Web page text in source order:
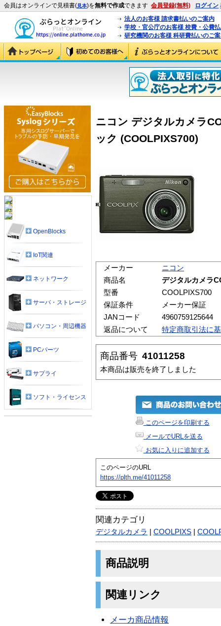
会員はオンラインで見積書(見本)を無料で作成できます 会員登録(無料) ログイン
法人のお客様 請求書払いのご案内
学校・官公庁のお客様 校費・公費
研究機関のお客様 科研費払いのご
ニコン デジタルカメラ
ック (COOLPIXS700)
メーカー
ニコン
商品名
デジタルカメラ
型番
COOLPIXS700
保証条件
メーカー保証
JANコード
4960759125644
返品について
特定商取引法に
商品番号 41011258
本商品は販売を終了しました
このページを印刷する
メールでURLを送る
お気に入りに追加する
このページのURL
https://plth.me/41011258
関連カテゴリ
デジタルカメラ COOLPIXS
商品説明
関連リンク
メーカ商品情報
OpenBlocks
IoT関連
ネットワーク
サーバ・ストレージ
パソコン・周辺機器
PCパーツ
サプライ
ソフト・ライセンス